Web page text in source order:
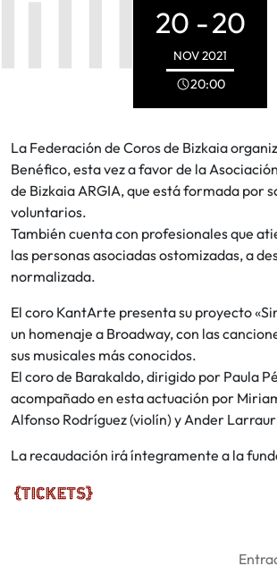
20 -20
NOV2021
20:00
La Federación de Coros de Bizkaia
Benéfico, esta vez a favor de la
de Bizkaia ARGIA, que está formada por
voluntarios.
También cuenta con profesionales que
las personas asociadas ostomizadas, a
normalizada.
El coro KantArte presenta su proyecto
un homenaje a Broadway, con las
sus musicales más conocidos.
El coro de Barakaldo, dirigido por Paula
acompañado en esta actuación por
Alfonso Rodríguez (violín) y Ander
La recaudación irá íntegramente a la